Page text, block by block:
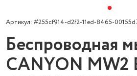
Артикул: #255cf914-d2f2-11ed-8465-
Беспроводная
CANYON MW2